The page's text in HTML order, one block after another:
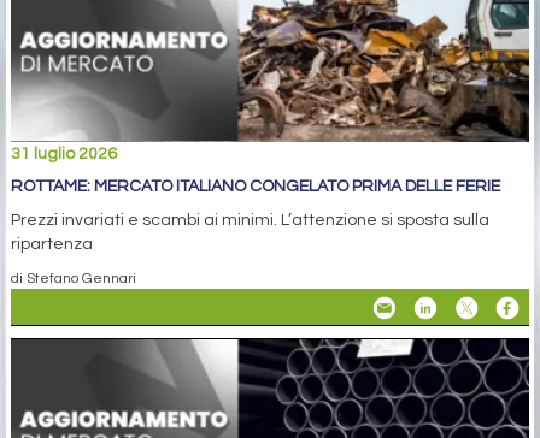
31 luglio 2026
ROTTAME: MERCATO ITALIANO CONGELATO PRIMA DELLE FERIE
Prezzi invariati e scambi ai minimi. L’attenzione si sposta sulla
ripartenza
di Stefano Gennari